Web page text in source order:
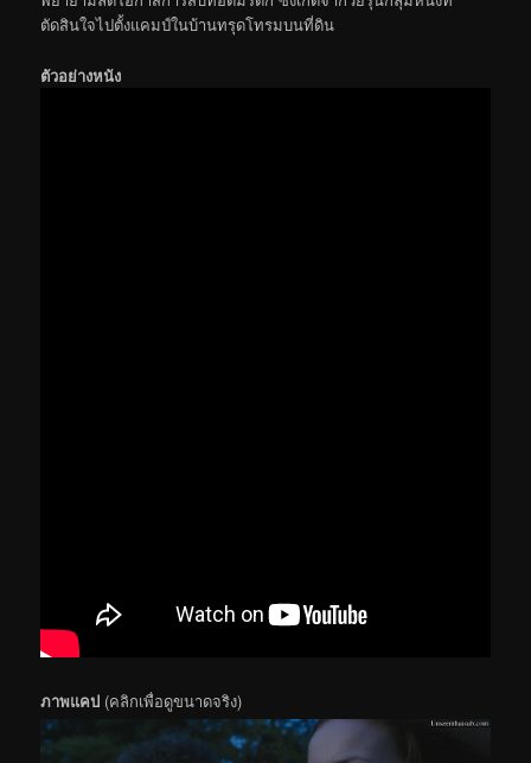
ตัดสินใจไปตั้งแคมป์ในบ้านทรุดโทรมบนที่ดิน
ตัวอย่างหนัง
ภาพแคป (คลิกเพื่อดูขนาดจริง)